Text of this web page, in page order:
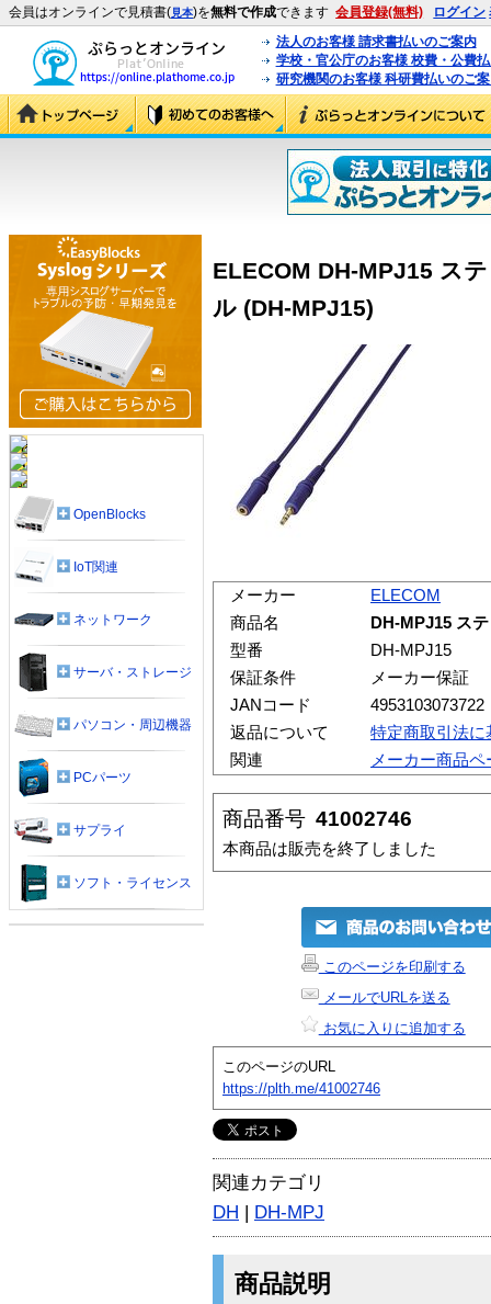
会員はオンラインで見積書(見本)を無料で作成できます 会員登録(無料) ログイン
法人のお客様 請求書払いのご案内
学校・官公庁のお客様 校費・公費
研究機関のお客様 科研費払いのご
ELECOM DH-MPJ15 ス
ル (DH-MPJ15)
メーカー
ELECOM
商品名
DH-MPJ15 ス
型番
DH-MPJ15
保証条件
メーカー保証
JANコード
4953103073722
返品について
特定商取引法に
関連
メーカー商品ペ
商品番号 41002746
本商品は販売を終了しました
このページを印刷する
メールでURLを送る
お気に入りに追加する
このページのURL
https://plth.me/41002746
関連カテゴリ
DH | DH-MPJ
商品説明
OpenBlocks
IoT関連
ネットワーク
サーバ・ストレージ
パソコン・周辺機器
PCパーツ
サプライ
ソフト・ライセンス